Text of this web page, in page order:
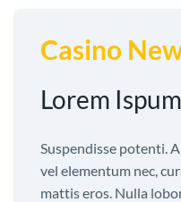
Casino
Lorem Ispum
Suspendisse potenti.
vel elementum nec,
mattis eros. Nulla